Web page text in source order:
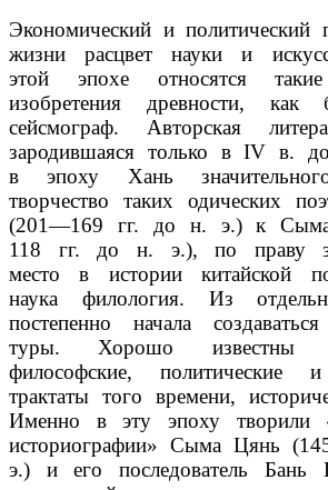
Экономический и политический
жизни расцвет науки и
этой эпохе относятся такие
изобретения древности, как
сейсмограф. Авторская
зародившаяся только в IV в.
в эпоху Хань
творчество таких одических
(201—169 гг. до н. э.) к
118 гг. до н. э.), по праву
место в истории китайской
наука филология. Из
постепенно начала
туры. Хорошо известны
философские, политические и
трактаты того времени,
Именно в эту эпоху творили
историографии» Сыма Цянь
э.) и его последователь